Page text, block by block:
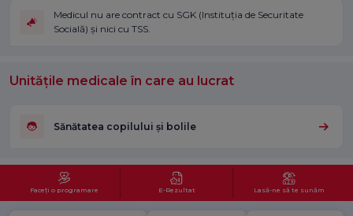
Medicul nu are contract cu SGK (Instituția de Securitate
Socială) și nici cu TSS.
Unitățile medicale în care au lucrat
Sănătatea copilului și bolile
Faceți o programare E-Rezultat Lasă-ne să te sunăm